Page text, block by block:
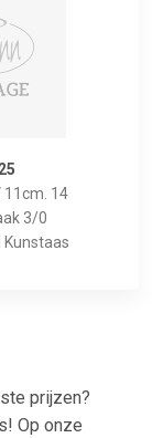
11cm. 14
3/0
prijzen?
Op onze